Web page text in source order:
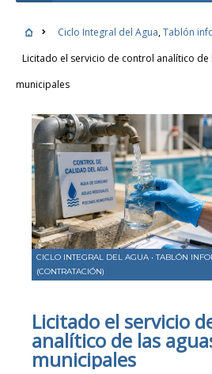
Ciclo Integral del Agua,Tablón
Licitado el servicio de control analítico de
municipales
CICLO INTEGRAL DEL AGUA •TABLÓN
(CONTRATACIÓN)
Licitado el servicio
analítico de las
municipales